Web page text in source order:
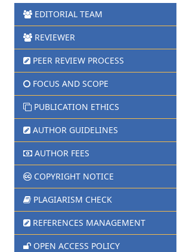
EDITORIAL TEAM
REVIEWER
PEER REVIEW PROCESS
FOCUS AND SCOPE
PUBLICATION ETHICS
AUTHOR GUIDELINES
AUTHOR FEES
COPYRIGHT NOTICE
PLAGIARISM CHECK
REFERENCES MANAGEMENT
OPEN ACCESS POLICY